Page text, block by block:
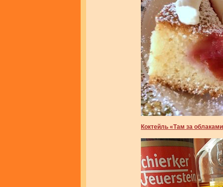
Коктейль «Там за